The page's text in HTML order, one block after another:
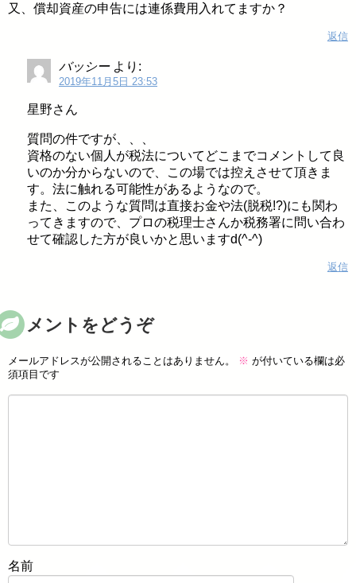
又、償却資産の申告には連係費用入れてますか？
返信
バッシー より:
2019年11月5日 23:53
星野さん
質問の件ですが、、、
資格のない個人が税法についてどこまでコメントして良
いのか分からないので、この場では控えさせて頂きま
す。法に触れる可能性があるようなので。
また、このような質問は直接お金や法(脱税!?)にも関わ
ってきますので、プロの税理士さんか税務署に問い合わ
せて確認した方が良いかと思いますd(^-^)
返信
コメントをどうぞ
メールアドレスが公開されることはありません。 ※ が付いている欄は必
須項目です
名前